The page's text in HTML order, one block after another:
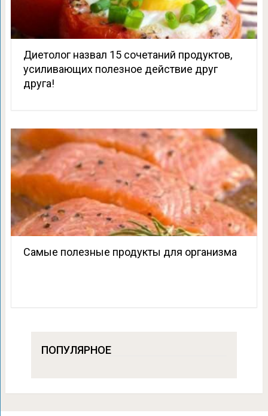
Диетолог назвал 15 сочетаний продуктов,
усиливающих полезное действие друг
друга!
Самые полезные продукты для организма
ПОПУЛЯРНОЕ